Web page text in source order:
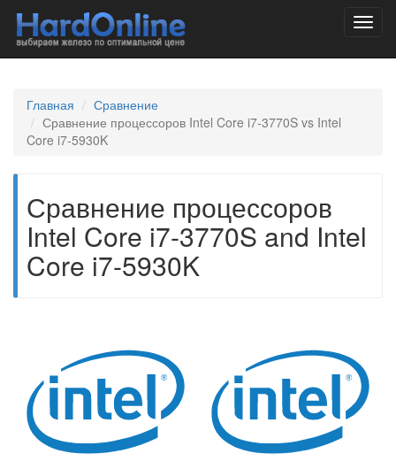
Главная
Сравнение
Сравнение процессоров Intel Core i7-3770S vs Intel
Core i7-5930K
Сравнение процессоров
Intel Core i7-3770S and Intel
Core i7-5930K